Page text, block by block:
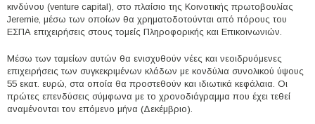
κινδύνου (venture capital), στο πλαίσιο της Κοινοτικής πρωτοβουλίας
Jeremie, μέσω των οποίων θα χρηματοδοτούνται από πόρους του
ΕΣΠΑ επιχειρήσεις στους τομείς Πληροφορικής και Επικοινωνιών.
Μέσω των ταμείων αυτών θα ενισχυθούν νέες και νεοιδρυόμενες
επιχειρήσεις των συγκεκριμένων κλάδων με κονδύλια συνολικού ύψους
55 εκατ. ευρώ, στα οποία θα προστεθούν και ιδιωτικά κεφάλαια. Οι
πρώτες επενδύσεις σύμφωνα με το χρονοδιάγραμμα που έχει τεθεί
αναμένονται τον επόμενο μήνα (Δεκέμβριο).